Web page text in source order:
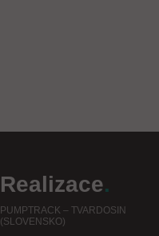
Realizace.
PUMPTRACK – TVARDOSIN
(SLOVENSKO)